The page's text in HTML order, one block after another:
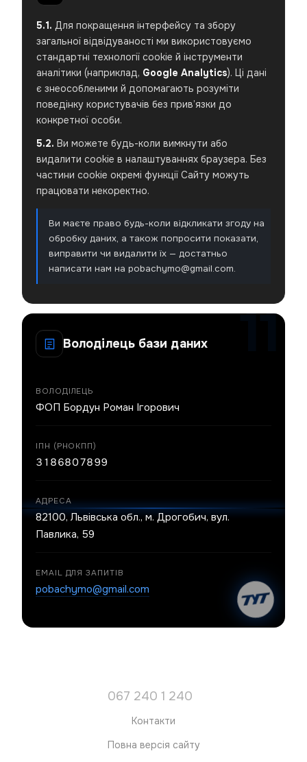
5.1. Для покращення інтерфейсу та збору
загальної відвідуваності ми використовуємо
стандартні технології cookie й інструменти
аналітики (наприклад, Google Analytics). Ці дані
є знеособленими й допомагають розуміти
поведінку користувачів без прив’язки до
конкретної особи.
5.2. Ви можете будь-коли вимкнути або
видалити cookie в налаштуваннях браузера. Без
частини cookie окремі функції Сайту можуть
працювати некоректно.
Ви маєте право будь-коли відкликати згоду на
обробку даних, а також попросити показати,
виправити чи видалити їх — достатньо
написати нам на pobachymo@gmail.com.
Володілець бази даних
ВОЛОДІЛЕЦЬ
ФОП Бордун Роман Ігорович
ІПН (РНОКПП)
3186807899
АДРЕСА
82100, Львівська обл., м. Дрогобич, вул.
Павлика, 59
EMAIL ДЛЯ ЗАПИТІВ
pobachymo@gmail.com
067 240 1 240
Контакти
Повна версія сайту